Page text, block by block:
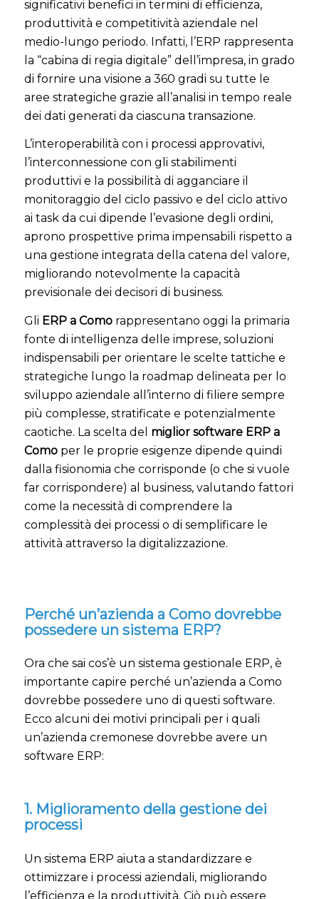
significativi benefici in termini di efficienza,
produttività e competitività aziendale nel
medio-lungo periodo. Infatti, l’ERP rappresenta
la “cabina di regia digitale” dell’impresa, in grado
di fornire una visione a 360 gradi su tutte le
aree strategiche grazie all’analisi in tempo reale
dei dati generati da ciascuna transazione.
L’interoperabilità con i processi approvativi,
l’interconnessione con gli stabilimenti
produttivi e la possibilità di agganciare il
monitoraggio del ciclo passivo e del ciclo attivo
ai task da cui dipende l’evasione degli ordini,
aprono prospettive prima impensabili rispetto a
una gestione integrata della catena del valore,
migliorando notevolmente la capacità
previsionale dei decisori di business.
Gli ERP a Como rappresentano oggi la primaria
fonte di intelligenza delle imprese, soluzioni
indispensabili per orientare le scelte tattiche e
strategiche lungo la roadmap delineata per lo
sviluppo aziendale all’interno di filiere sempre
più complesse, stratificate e potenzialmente
caotiche. La scelta del miglior software ERP a
Como per le proprie esigenze dipende quindi
dalla fisionomia che corrisponde (o che si vuole
far corrispondere) al business, valutando fattori
come la necessità di comprendere la
complessità dei processi o di semplificare le
attività attraverso la digitalizzazione.
Perché un’azienda a Como dovrebbe
possedere un sistema ERP?
Ora che sai cos’è un sistema gestionale ERP, è
importante capire perché un’azienda a Como
dovrebbe possedere uno di questi software.
Ecco alcuni dei motivi principali per i quali
un’azienda cremonese dovrebbe avere un
software ERP:
1. Miglioramento della gestione dei
processi
Un sistema ERP aiuta a standardizzare e
ottimizzare i processi aziendali, migliorando
l’efficienza e la produttività. Ciò può essere